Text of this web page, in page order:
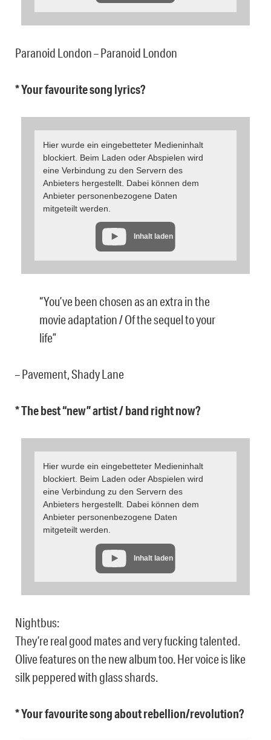
Paranoid London – Paranoid London
* Your favourite song lyrics?
Hier wurde ein eingebetteter Medieninhalt
blockiert. Beim Laden oder Abspielen wird
eine Verbindung zu den Servern des
Anbieters hergestellt. Dabei können dem
Anbieter personenbezogene Daten
mitgeteilt werden.
Inhalt laden
“You’ve been chosen as an extra in the
movie adaptation / Of the sequel to your
life”
– Pavement, Shady Lane
* The best “new” artist / band right now?
Hier wurde ein eingebetteter Medieninhalt
blockiert. Beim Laden oder Abspielen wird
eine Verbindung zu den Servern des
Anbieters hergestellt. Dabei können dem
Anbieter personenbezogene Daten
mitgeteilt werden.
Inhalt laden
Nightbus:
They’re real good mates and very fucking talented.
Olive features on the new album too. Her voice is like
silk peppered with glass shards.
* Your favourite song about rebellion/revolution?